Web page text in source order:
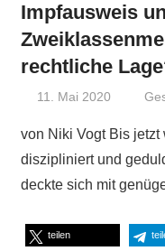
Impfausweis
rechtliche
11. Mai 2020
von Niki Vogt Bis
diszipliniert und
deckte sich mit
teilen